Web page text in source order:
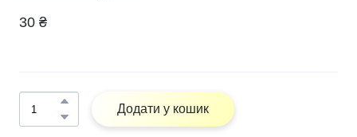
30 ₴
Додати у кошик